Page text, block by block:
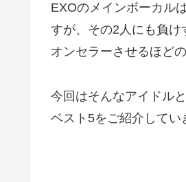
EXOのメインボーカル
すが、その2人にも負け
オンセラーさせるほど
今回はそんなアイドル
ベスト5をご紹介してい